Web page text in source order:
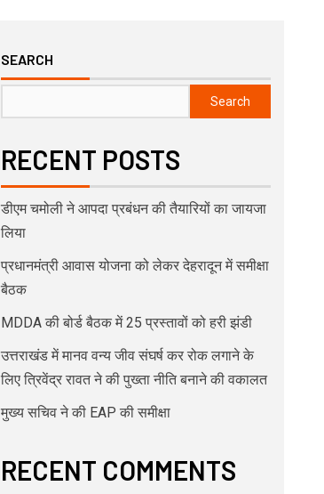
SEARCH
Search
RECENT POSTS
डीएम चमोली ने आपदा प्रबंधन की तैयारियों का जायजा
लिया
प्रधानमंत्री आवास योजना को लेकर देहरादून में समीक्षा
बैठक
MDDA की बोर्ड बैठक में 25 प्रस्तावों को हरी झंडी
उत्तराखंड में मानव वन्य जीव संघर्ष कर रोक लगाने के
लिए त्रिवेंद्र रावत ने की पुख्ता नीति बनाने की वकालत
मुख्य सचिव ने की EAP की समीक्षा
RECENT COMMENTS